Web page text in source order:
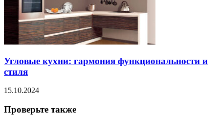
Угловые кухни: гармония функциональности и
стиля
15.10.2024
Проверьте также